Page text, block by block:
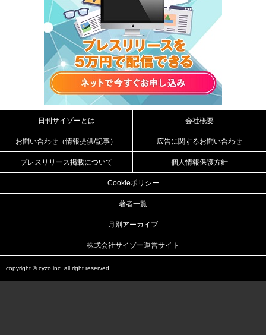
日刊サイゾーとは 会社概要
お問い合わせ（情報提供/記事） 広告に関するお問い合わせ
プレスリリース掲載について 個人情報保護方針
Cookieポリシー
著者一覧
月別アーカイブ
株式会社サイゾー運営サイト
copyright ©cyzo inc. all right reserved.